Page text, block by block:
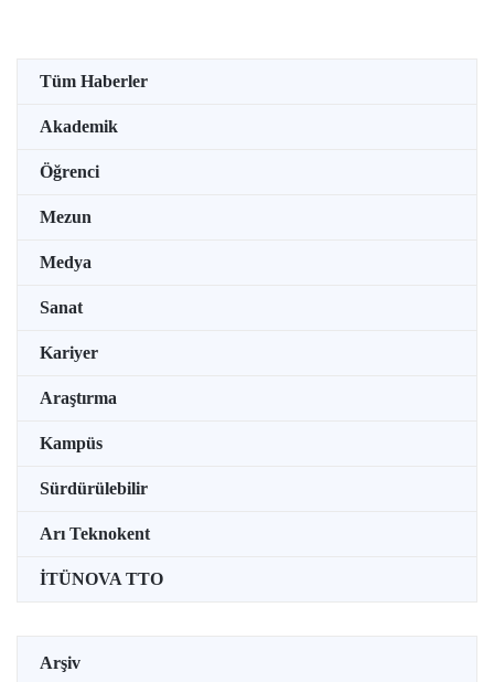
Tüm Haberler
Akademik
Öğrenci
Mezun
Medya
Sanat
Kariyer
Araştırma
Kampüs
Sürdürülebilir
Arı Teknokent
İTÜNOVA TTO
Arşiv